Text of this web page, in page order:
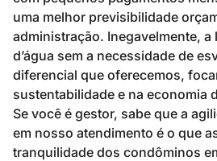
uma melhor previsibilidade
administração. Inegavelmente, a
d’água sem a necessidade de
diferencial que oferecemos,
sustentabilidade e na economia
Se você é gestor, sabe que a
em nosso atendimento é o que
tranquilidade dos condôminos